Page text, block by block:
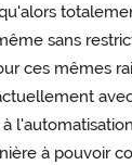
sans
ces mêmes
à pouvoir